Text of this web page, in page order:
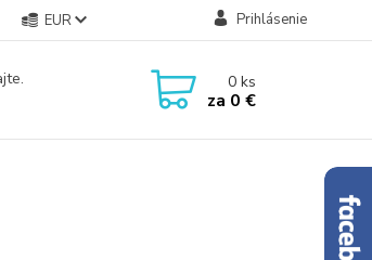
EUR Prihlásenie
0ks
za 0 €